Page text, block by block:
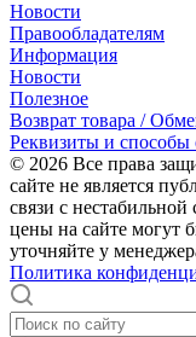
Новости
Правообладателям
Информация
Новости
Полезное
Возврат товара /
Реквизиты и способы
© 2026 Все права
сайте не является
связи с
цены на сайте могут
уточняйте у
Политика